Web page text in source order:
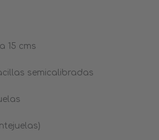
15 cms
semicalibradas